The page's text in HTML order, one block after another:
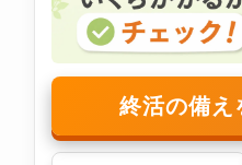
終活の備え